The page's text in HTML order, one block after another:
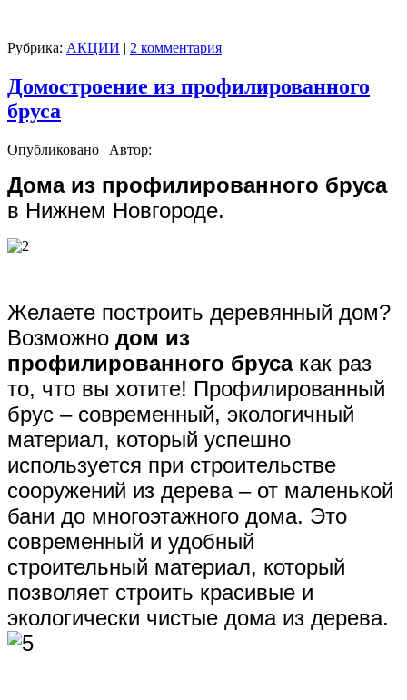
Рубрика: АКЦИИ | 2 комментария
Домостроение из профилированного
бруса
Опубликовано | Автор:
Дома из профилированного бруса
в Нижнем Новгороде.
Желаете построить деревянный дом?
Возможно дом из
профилированного брусакак раз
то, что вы хотите! Профилированный
брус – современный, экологичный
материал, который успешно
используется при строительстве
сооружений из дерева – от маленькой
бани до многоэтажного дома. Это
современный и удобный
строительный материал, который
позволяет строить красивые и
экологически чистые дома из дерева.